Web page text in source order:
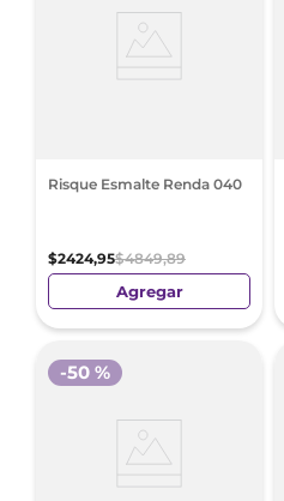
Risque Esmalte Renda 040
$2424,95$4849,89
Agregar
-50 %